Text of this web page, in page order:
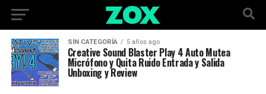
SIN CATEGORÍA 5 años ago
Creative Sound Blaster Play 4 Auto Mutea
Micrófono y Quita Ruido Entrada y Salida
Unboxing y Review